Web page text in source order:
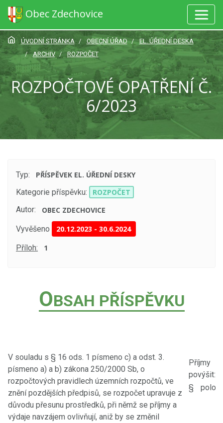
Obec Zdechovice
ÚVODNÍ STRÁNKA OBECNÍ ÚŘAD
EL. ÚŘEDNÍ DESKA
ARCHIV
ROZPOČET
ROZPOČTOVÉ OPATŘENÍ Č.
6/2023
Typ:
PŘÍSPĚVEK EL. ÚŘEDNÍ DESKY
Kategorie příspěvku:
ROZPOČET
Autor:
OBEC ZDECHOVICE
Vyvěšeno 20.12.2023 -30.6.2024
Příloh: 1
OBSAH PŘÍSPĚVKU
V souladu s § 16 ods. 1 písmeno c) a odst. 3.
písmeno a) a b) zákona 250/2000 Sb, o
rozpočtových pravidlech územních rozpočtů, ve
znění pozdějších předpisů, se rozpočet upravuje z
důvodu přesunu prostředků, při němž se příjmy a
výdaje navzájem ovlivňují, aniž by se změnil
Příjmy
povýšit:
§